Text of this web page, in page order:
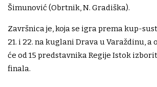
Šimunović (Obrtnik, N. Gradiška).
Završnica je, koja se igra prema kup-
21. i 22. na kuglani Drava u Varaždinu, a
će od 15 predstavnika Regije Istok
finala.